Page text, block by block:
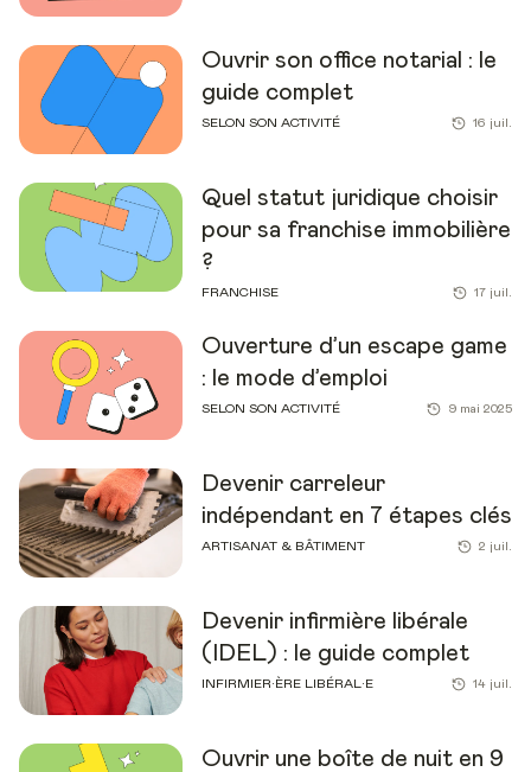
Ouvrir son office notarial : le
guide complet
SELON SON ACTIVITÉ 16 juil.
Quel statut juridique choisir
pour sa franchise immobilière
?
FRANCHISE 17 juil.
Ouverture d’un escape game
: le mode d’emploi
SELON SON ACTIVITÉ 9 mai 2025
Devenir carreleur
indépendant en 7 étapes clés
ARTISANAT & BÂTIMENT 2 juil.
Devenir infirmière libérale
(IDEL) : le guide complet
INFIRMIER·ÈRE LIBÉRAL·E 14 juil.
Ouvrir une boîte de nuit en 9